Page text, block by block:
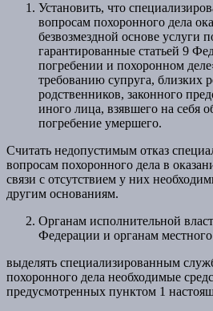
Установить, что
вопросам похоронного дела
безвозмездной основе услуги
гарантированные статьей 9
погребении и похоронном
требованию супруга, близких
родственников, законного
иного лица, взявшего на себя
погребение умершего.
Считать недопустимым отказ
вопросам похоронного дела в
связи с отсутствием у них
другим основаниям.
Органам исполнительной
Федерации и органам
выделять специализированным
похоронного дела необходимые
предусмотренных пунктом 1